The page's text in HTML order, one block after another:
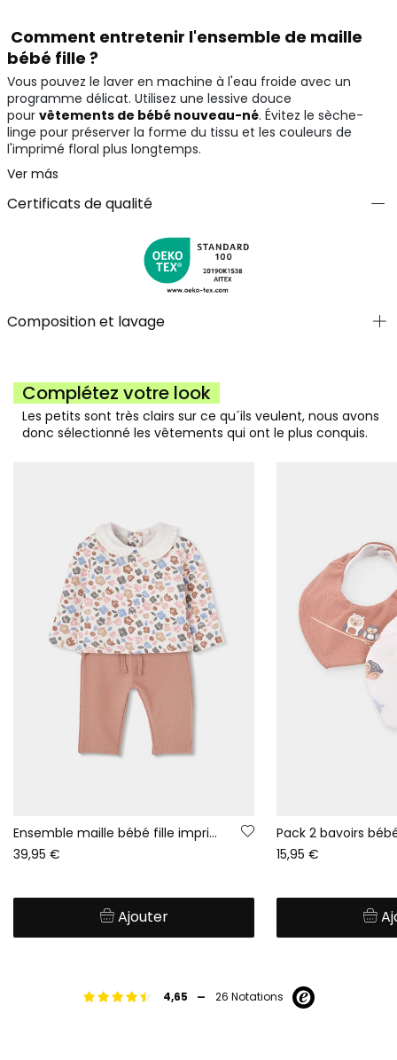
Comment entretenir l'ensemble de maille
bébé fille ?
Vous pouvez le laver en machine à l'eau froide avec un
programme délicat. Utilisez une lessive douce
pour vêtements de bébé nouveau-né. Évitez le sèche-
linge pour préserver la forme du tissu et les couleurs de
l'imprimé floral plus longtemps.
Ver más
Certificats de qualité
Composition et lavage
Complétez votre look
Les petits sont très clairs sur ce qu´ils veulent, nous avons
donc sélectionné les vêtements qui ont le plus conquis.
Ensemble maille bébé fille imprimé fleurs rose
39,95 €
Ajouter
15,95 €
4,65 - 26 Notations